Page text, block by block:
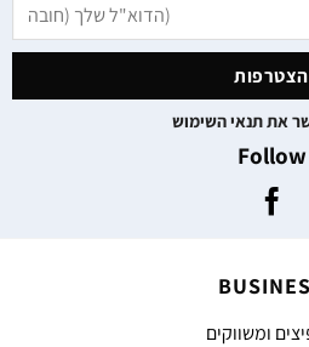
את תנאי השימוש
Follow
ומשווקים